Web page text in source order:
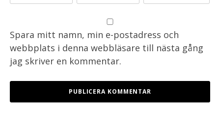
Spara mitt namn, min e-postadress och
webbplats i denna webbläsare till nästa gång
jag skriver en kommentar.